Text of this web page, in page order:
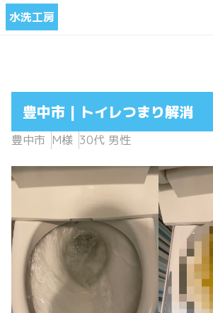
水洗工房
豊中市 | トイレつまり解消
豊中市 M様 30代 男性